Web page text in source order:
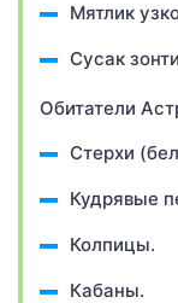
Мятлик
Сусак
Обитатели
Стерхи
Кудрявые
Колпицы.
Кабаны.